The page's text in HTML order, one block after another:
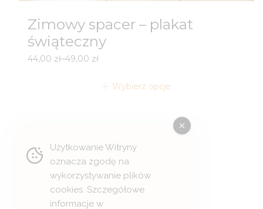
Zimowy spacer – plakat
świąteczny
44,00 zł–49,00 zł
Zakres
Wybierz opcje
Użytkowanie Witryny
oznacza zgodę na
wykorzystywanie plików
cookies. Szczegółowe
informacje w